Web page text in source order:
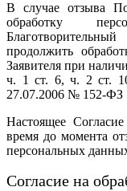
В случае отзыва
обработку
продолжить
Заявителя при
ч. 1 ст. 6, ч. 2 ст.
27.07.2006 № 152-ФЗ
Настоящее
время до момента
персональных
Согласие на